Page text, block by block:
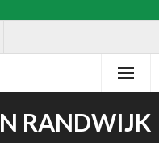
RANDWIJK